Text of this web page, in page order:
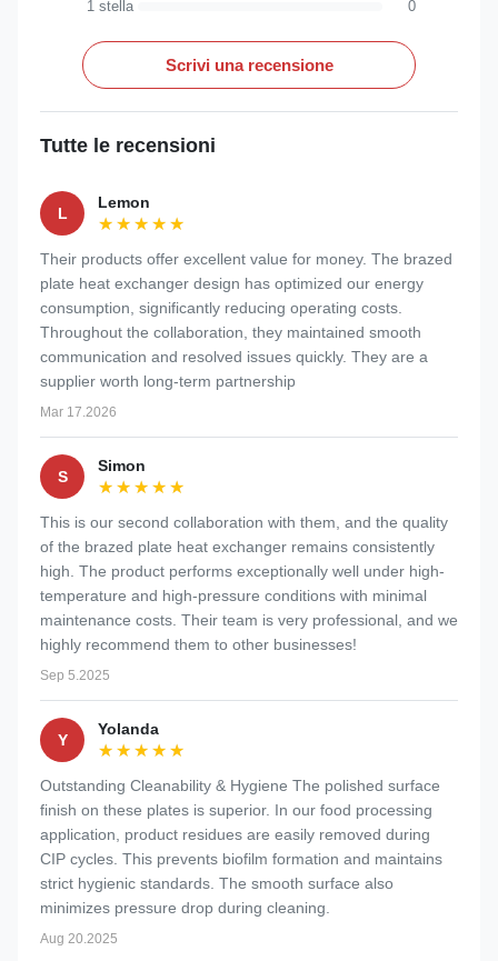
1 stella
0
Scrivi una recensione
Tutte le recensioni
L
Lemon
★★★★★
★★★★★
Their products offer excellent value for money. The brazed
plate heat exchanger design has optimized our energy
consumption, significantly reducing operating costs.
Throughout the collaboration, they maintained smooth
communication and resolved issues quickly. They are a
supplier worth long-term partnership
Mar 17.2026
S
Simon
★★★★★
★★★★★
This is our second collaboration with them, and the quality
of the brazed plate heat exchanger remains consistently
high. The product performs exceptionally well under high-
temperature and high-pressure conditions with minimal
maintenance costs. Their team is very professional, and we
highly recommend them to other businesses!
Sep 5.2025
Y
Yolanda
★★★★★
★★★★★
Outstanding Cleanability & Hygiene The polished surface
finish on these plates is superior. In our food processing
application, product residues are easily removed during
CIP cycles. This prevents biofilm formation and maintains
strict hygienic standards. The smooth surface also
minimizes pressure drop during cleaning.
Aug 20.2025